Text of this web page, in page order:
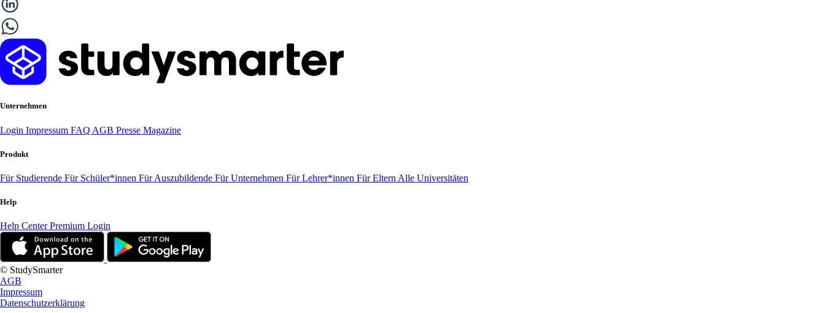
Unternehmen
Login Impressum FAQ AGB Presse Magazine
Produkt
Für Studierende Für Schüler*innen Für Auszubildende Für Unternehmen Für Lehrer*innen Für Eltern Alle Universitäten
Help
Help CenterPremium Login
© StudySmarter
AGB
Impressum
Datenschutzerklärung